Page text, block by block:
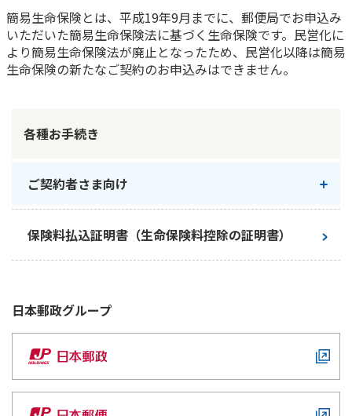
マイページでできること
ログイン
ご契約内容の確認
各種サービス・お知らせ
かんぽプラチナライフサービス
お見積りシミュレーション
資料請求
保険かんたん診断
保険料のお払込方法
お問い合わせ
法人向け資料請求
お問い合わせ先
保険
医療
ライフプラン
健康情報
かんぽアプリ～かんぽの健康と安心を手のひらに～
ご挨拶
経営理念・経営戦略
株主・投資家のみなさまへ
採用情報
かんぽブランド
かんぽ生命のサステナビリティ
サステナビリティ
採用情報
English
簡易生命保険とは、平成19年9月までに、郵便局でお申込み
いただいた簡易生命保険法に基づく生命保険です。民営化に
より簡易生命保険法が廃止となったため、民営化以降は簡易
生命保険の新たなご契約のお申込みはできません。
各種お手続き
ご契約者さま向け
お手続き一覧
保険料払込証明書（生命保険料控除の証明書）
日本郵政グループ